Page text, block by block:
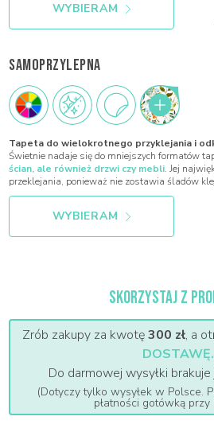
WYBIERAM
SAMOPRZYLEPNA
Tapeta do wielokrotnego przyklejania i
Świetnie nadaje się do mniejszych formatów
ścian, ale również drzwi czy mebli. Jej
przeklejania, ponieważ nie zostawia śladów
WYBIERAM
SKORZYSTAJ Z
Zrób zakupy za kwotę300 zł, a
DOSTAWĘ.
Do darmowej wysyłki
(Dotyczy tylko wysyłek w Polsce.
płatności gotówką przy